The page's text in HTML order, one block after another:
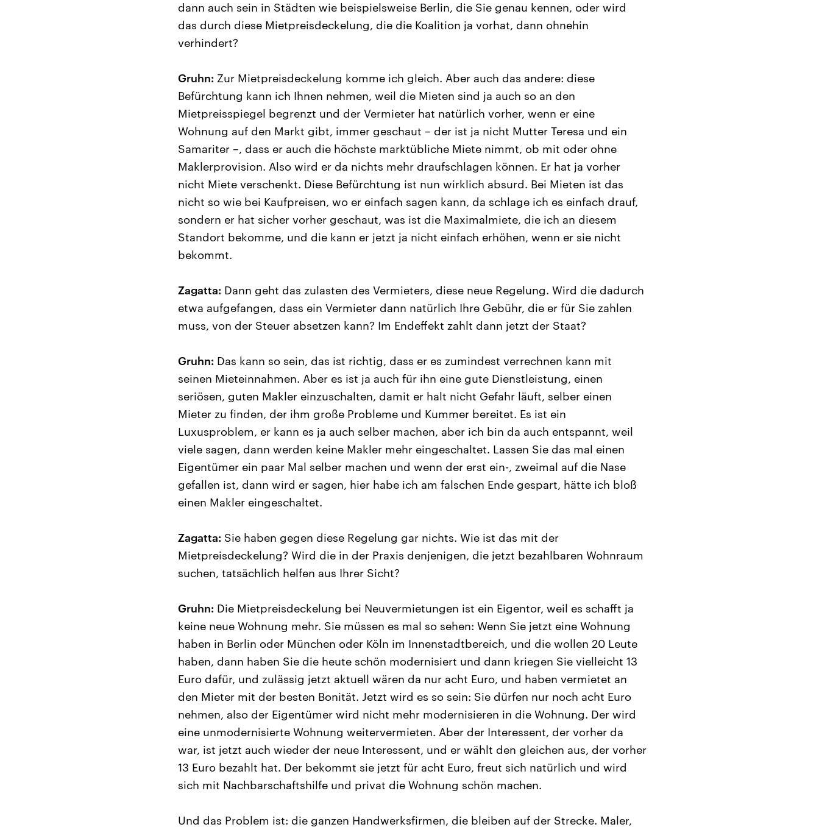
dann auch sein in Städten wie beispielsweise Berlin, die Sie genau kennen, oder wird
das durch diese Mietpreisdeckelung, die die Koalition ja vorhat, dann ohnehin
verhindert?
Gruhn: Zur Mietpreisdeckelung komme ich gleich. Aber auch das andere: diese
Befürchtung kann ich Ihnen nehmen, weil die Mieten sind ja auch so an den
Mietpreisspiegel begrenzt und der Vermieter hat natürlich vorher, wenn er eine
Wohnung auf den Markt gibt, immer geschaut – der ist ja nicht Mutter Teresa und ein
Samariter –, dass er auch die höchste marktübliche Miete nimmt, ob mit oder ohne
Maklerprovision. Also wird er da nichts mehr draufschlagen können. Er hat ja vorher
nicht Miete verschenkt. Diese Befürchtung ist nun wirklich absurd. Bei Mieten ist das
nicht so wie bei Kaufpreisen, wo er einfach sagen kann, da schlage ich es einfach drauf,
sondern er hat sicher vorher geschaut, was ist die Maximalmiete, die ich an diesem
Standort bekomme, und die kann er jetzt ja nicht einfach erhöhen, wenn er sie nicht
bekommt.
Zagatta: Dann geht das zulasten des Vermieters, diese neue Regelung. Wird die dadurch
etwa aufgefangen, dass ein Vermieter dann natürlich Ihre Gebühr, die er für Sie zahlen
muss, von der Steuer absetzen kann? Im Endeffekt zahlt dann jetzt der Staat?
Gruhn: Das kann so sein, das ist richtig, dass er es zumindest verrechnen kann mit
seinen Mieteinnahmen. Aber es ist ja auch für ihn eine gute Dienstleistung, einen
seriösen, guten Makler einzuschalten, damit er halt nicht Gefahr läuft, selber einen
Mieter zu finden, der ihm große Probleme und Kummer bereitet. Es ist ein
Luxusproblem, er kann es ja auch selber machen, aber ich bin da auch entspannt, weil
viele sagen, dann werden keine Makler mehr eingeschaltet. Lassen Sie das mal einen
Eigentümer ein paar Mal selber machen und wenn der erst ein-, zweimal auf die Nase
gefallen ist, dann wird er sagen, hier habe ich am falschen Ende gespart, hätte ich bloß
einen Makler eingeschaltet.
Zagatta: Sie haben gegen diese Regelung gar nichts. Wie ist das mit der
Mietpreisdeckelung? Wird die in der Praxis denjenigen, die jetzt bezahlbaren Wohnraum
suchen, tatsächlich helfen aus Ihrer Sicht?
Gruhn: Die Mietpreisdeckelung bei Neuvermietungen ist ein Eigentor, weil es schafft ja
keine neue Wohnung mehr. Sie müssen es mal so sehen: Wenn Sie jetzt eine Wohnung
haben in Berlin oder München oder Köln im Innenstadtbereich, und die wollen 20 Leute
haben, dann haben Sie die heute schön modernisiert und dann kriegen Sie vielleicht 13
Euro dafür, und zulässig jetzt aktuell wären da nur acht Euro, und haben vermietet an
den Mieter mit der besten Bonität. Jetzt wird es so sein: Sie dürfen nur noch acht Euro
nehmen, also der Eigentümer wird nicht mehr modernisieren in die Wohnung. Der wird
eine unmodernisierte Wohnung weitervermieten. Aber der Interessent, der vorher da
war, ist jetzt auch wieder der neue Interessent, und er wählt den gleichen aus, der vorher
13 Euro bezahlt hat. Der bekommt sie jetzt für acht Euro, freut sich natürlich und wird
sich mit Nachbarschaftshilfe und privat die Wohnung schön machen.
Und das Problem ist: die ganzen Handwerksfirmen, die bleiben auf der Strecke. Maler,